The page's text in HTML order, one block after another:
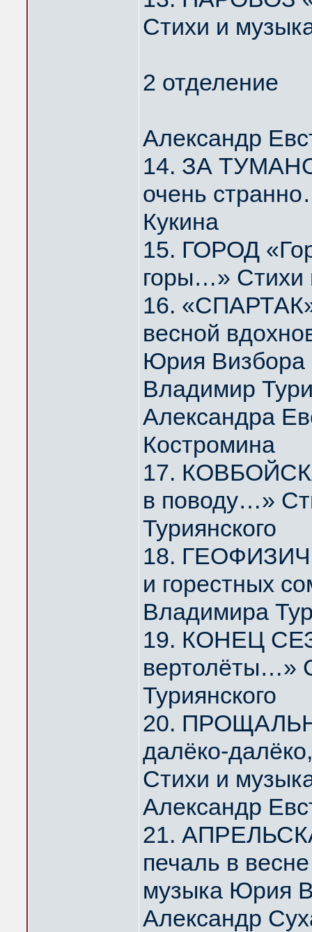
Стихи и
2 отделение
Александр
14. ЗА
очень
Кукина
15. ГОРОД
горы…» Стихи
16.
весной
Юрия Визбора
Владимир
Александра
Костромина
17.
в поводу…»
Туриянского
18.
и горестных
Владимира
19. КОНЕЦ
вертолёты…»
Туриянского
20.
далёко-
Стихи и
Александр
21.
печаль в
музыка Юрия
Александр